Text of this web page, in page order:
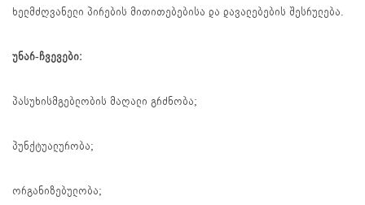
ხელმძღვანელი პირების მითითებებისა და დავალებების შესრულება.
უნარ-ჩვევები:
პასუხისმგებლობის მაღალი გრძნობა;
პუნქტუალურობა;
ორგანიზებულობა;